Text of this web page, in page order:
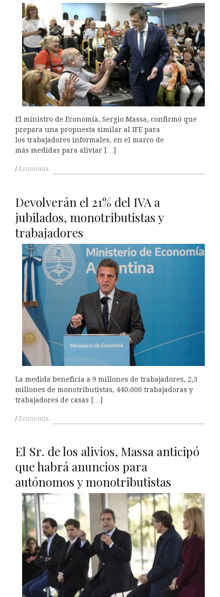
El ministro de Economía, Sergio Massa, confirmó que
prepara una propuesta similar al IFE para
los trabajadores informales, en el marco de
más medidas para aliviar […]
Economía
Devolverán el 21% del IVA a
jubilados, monotributistas y
trabajadores
La medida beneficia a 9 millones de trabajadores, 2,3
millones de monotributistas, 440.000 trabajadoras y
trabajadores de casas […]
Economía
El Sr. de los alivios, Massa anticipó
que habrá anuncios para
autónomos y monotributistas